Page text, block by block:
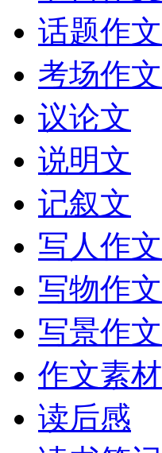
话题作文
考场作文
议论文
说明文
记叙文
写人作文
写物作文
写景作文
作文素材
读后感